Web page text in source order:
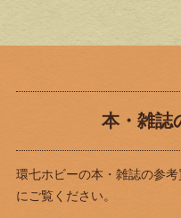
本・雑誌
環七ホビーの本・雑誌の参
にご覧ください。